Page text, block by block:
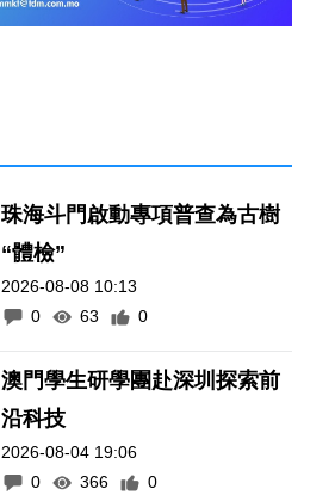
珠海斗門啟動專項普查為古樹
“體檢”
2026-08-08 10:13
0
63 0
澳門學生研學團赴深圳探索前
沿科技
2026-08-04 19:06
0
366 0